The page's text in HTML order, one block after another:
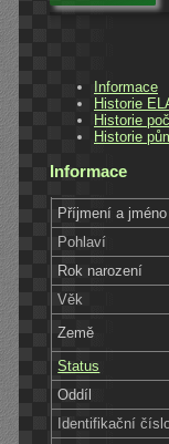
Informace
Historie
Historie
Historie
Informace
Příjmení a jméno
Pohlaví
Rok narození
Věk
Země
Status
Oddíl
Identifikační